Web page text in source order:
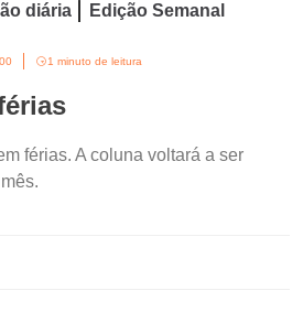
diária Edição Semanal
1 minuto de leitura
férias. A coluna voltará a ser